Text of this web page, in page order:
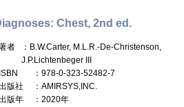
Chest, 2nd ed.
者
：B.W.Carter, M.L.R.-De-Christenson,
J.P.Lichtenbeger III
ISBN
：978-0-323-52482-7
版社
：AMIRSYS,INC.
版年
：2020年